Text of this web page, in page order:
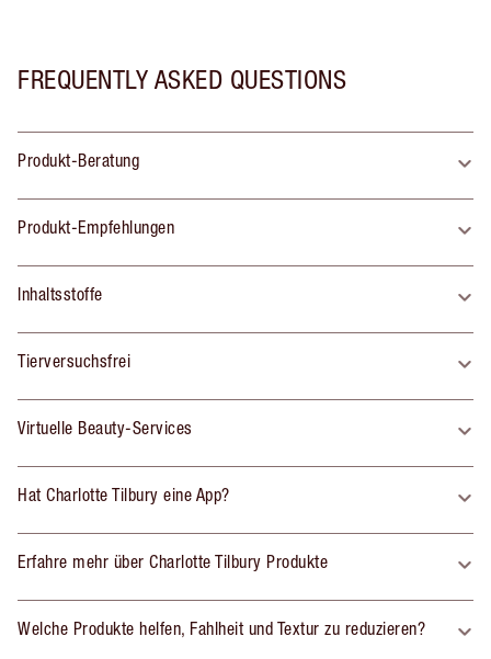
FREQUENTLY ASKED QUESTIONS
Produkt-Beratung
Produkt-Empfehlungen
Inhaltsstoffe
Tierversuchsfrei
Virtuelle Beauty-Services
Hat Charlotte Tilbury eine App?
Erfahre mehr über Charlotte Tilbury Produkte
Welche Produkte helfen, Fahlheit und Textur zu reduzieren?